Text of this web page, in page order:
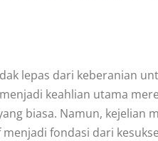
lepas dari keberanian
keahlian utama
biasa. Namun, kejelian
fondasi dari